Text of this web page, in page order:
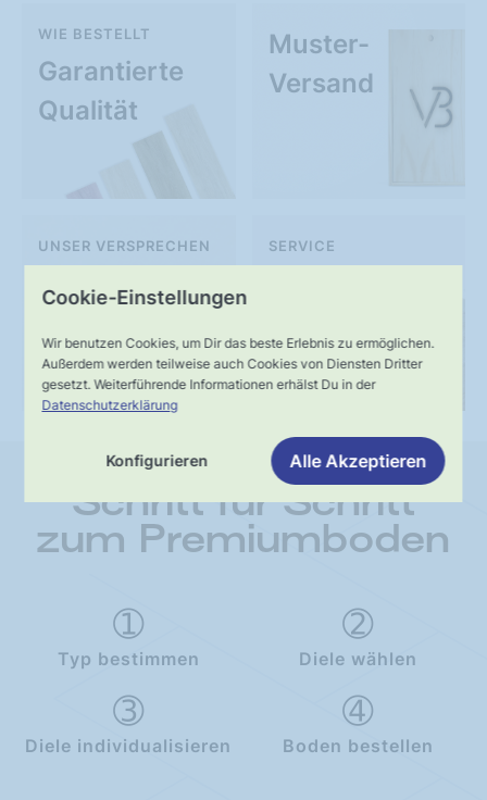
Cookie-Einstellungen
Wir benutzen Cookies, um Dir das beste Erlebnis zu ermöglichen.
Außerdem werden teilweise auch Cookies von Diensten Dritter
gesetzt. Weiterführende Informationen erhälst Du in der
Datenschutzerklärung
Konfigurieren Alle Akzeptieren
Garantierte
Qualität
WIE BESTELLT
Muster-
Versand
Schnelle,
Lieferung
UNSER VERSPRECHEN SERVICE
Schritt für Schritt
zum Premiumboden
Typ bestimmen Diele wählen
Diele individualisieren Boden bestellen